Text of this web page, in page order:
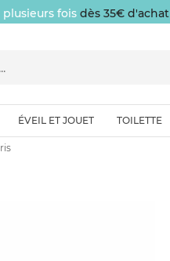
fois dès 35€ d'achat
ÉVEIL ET JOUET TOILETTE